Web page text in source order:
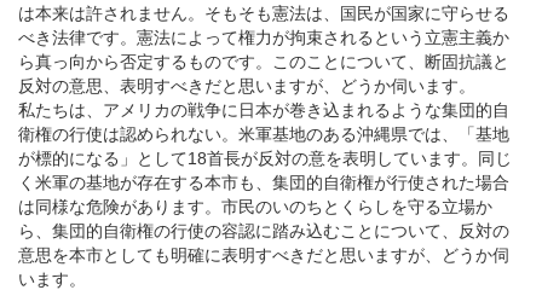
は本来は許されません。そもそも憲法は、国民が国家に守らせる
べき法律です。憲法によって権力が拘束されるという立憲主義か
ら真っ向から否定するものです。このことについて、断固抗議と
反対の意思、表明すべきだと思いますが、どうか伺います。
私たちは、アメリカの戦争に日本が巻き込まれるような集団的自
衛権の行使は認められない。米軍基地のある沖縄県では、「基地
が標的になる」として18首長が反対の意を表明しています。同じ
く米軍の基地が存在する本市も、集団的自衛権が行使された場合
は同様な危険があります。市民のいのちとくらしを守る立場か
ら、集団的自衛権の行使の容認に踏み込むことについて、反対の
意思を本市としても明確に表明すべきだと思いますが、どうか伺
います。